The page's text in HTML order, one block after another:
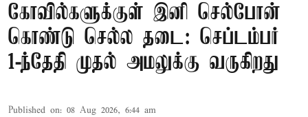
கோவில்களுக்குள் இனி செல்போன்
கொண்டு செல்ல தடை: செப்டம்பர்
1-ந்தேதி முதல் அமலுக்கு வருகிறது
Published on: 08 Aug 2026, 6:44 am